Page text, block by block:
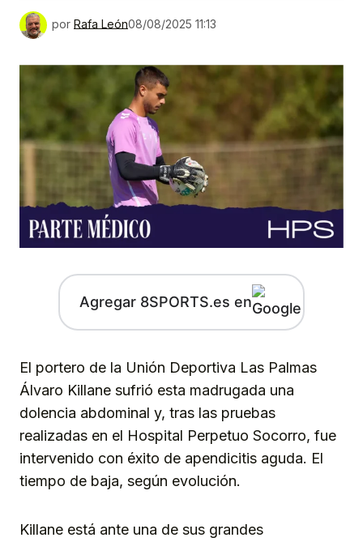
por Rafa León08/08/2025 11:13
Agregar 8SPORTS.es en
El portero de la Unión Deportiva Las Palmas
Álvaro Killane sufrió esta madrugada una
dolencia abdominal y, tras las pruebas
realizadas en el Hospital Perpetuo Socorro, fue
intervenido con éxito de apendicitis aguda. El
tiempo de baja, según evolución.
Killane está ante una de sus grandes